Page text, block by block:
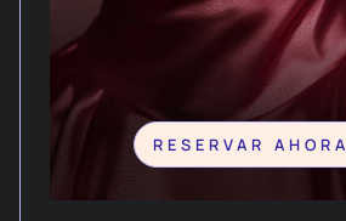
RESERVAR AHORA